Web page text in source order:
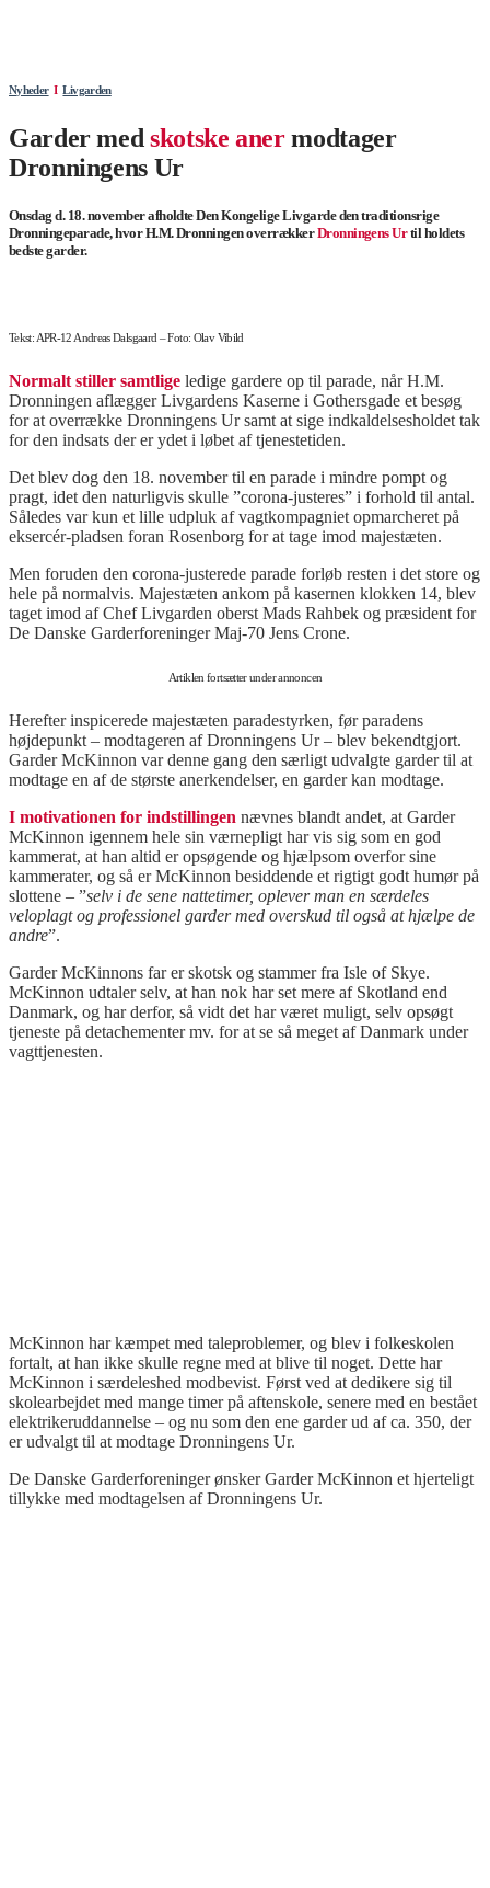
NyhederΙLivgarden
Garder medskotske anermodtager
Dronningens Ur
Onsdag d. 18. november afholdte Den Kongelige Livgarde den traditionsrige
Dronningeparade, hvor H.M. Dronningen overrækkerDronningens Urtil holdets
bedste garder.
Tekst: APR-12 Andreas Dalsgaard – Foto: Olav Vibild
Normalt stiller samtlige ledige gardere op til parade, når H.M.
Dronningen aflægger Livgardens Kaserne i Gothersgade et besøg
for at overrække Dronningens Ur samt at sige indkaldelsesholdet tak
for den indsats der er ydet i løbet af tjenestetiden.
Det blev dog den 18. november til en parade i mindre pompt og
pragt, idet den naturligvis skulle ”corona-justeres” i forhold til antal.
Således var kun et lille udpluk af vagtkompagniet opmarcheret på
eksercér-pladsen foran Rosenborg for at tage imod majestæten.
Men foruden den corona-justerede parade forløb resten i det store og
hele på normalvis. Majestæten ankom på kasernen klokken 14, blev
taget imod af Chef Livgarden oberst Mads Rahbek og præsident for
De Danske Garderforeninger Maj-70 Jens Crone.
Artiklen fortsætter under annoncen
Herefter inspicerede majestæten paradestyrken, før paradens
højdepunkt – modtageren af Dronningens Ur – blev bekendtgjort.
Garder McKinnon var denne gang den særligt udvalgte garder til at
modtage en af de største anerkendelser, en garder kan modtage.
I motivationen for indstillingen nævnes blandt andet, at Garder
McKinnon igennem hele sin værnepligt har vis sig som en god
kammerat, at han altid er opsøgende og hjælpsom overfor sine
kammerater, og så er McKinnon besiddende et rigtigt godt humør på
slottene – ”selv i de sene nattetimer, oplever man en særdeles
veloplagt og professionel garder med overskud til også at hjælpe de
andre”.
Garder McKinnons far er skotsk og stammer fra Isle of Skye.
McKinnon udtaler selv, at han nok har set mere af Skotland end
Danmark, og har derfor, så vidt det har været muligt, selv opsøgt
tjeneste på detachementer mv. for at se så meget af Danmark under
vagttjenesten.
McKinnon har kæmpet med taleproblemer, og blev i folkeskolen
fortalt, at han ikke skulle regne med at blive til noget. Dette har
McKinnon i særdeleshed modbevist. Først ved at dedikere sig til
skolearbejdet med mange timer på aftenskole, senere med en bestået
elektrikeruddannelse – og nu som den ene garder ud af ca. 350, der
er udvalgt til at modtage Dronningens Ur.
De Danske Garderforeninger ønsker Garder McKinnon et hjerteligt
tillykke med modtagelsen af Dronningens Ur.